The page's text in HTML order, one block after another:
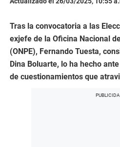
Tras la convocatoria a las
exjefe de la Oficina Nacional
(ONPE), Fernando Tuesta,
Dina Boluarte, lo ha hecho
de cuestionamientos que